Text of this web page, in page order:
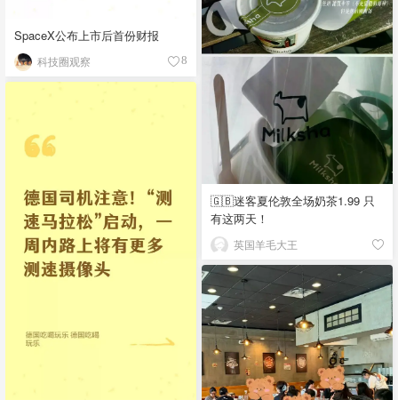
SpaceX公布上市后首份财报
科技圈观察 8
🇬🇧迷客夏伦敦全场奶茶1.99 只
有这两天！
英国羊毛大王